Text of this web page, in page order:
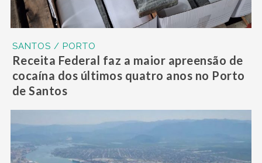
SANTOS / PORTO
Receita Federal faz a maior apreensão de
cocaína dos últimos quatro anos no Porto
de Santos